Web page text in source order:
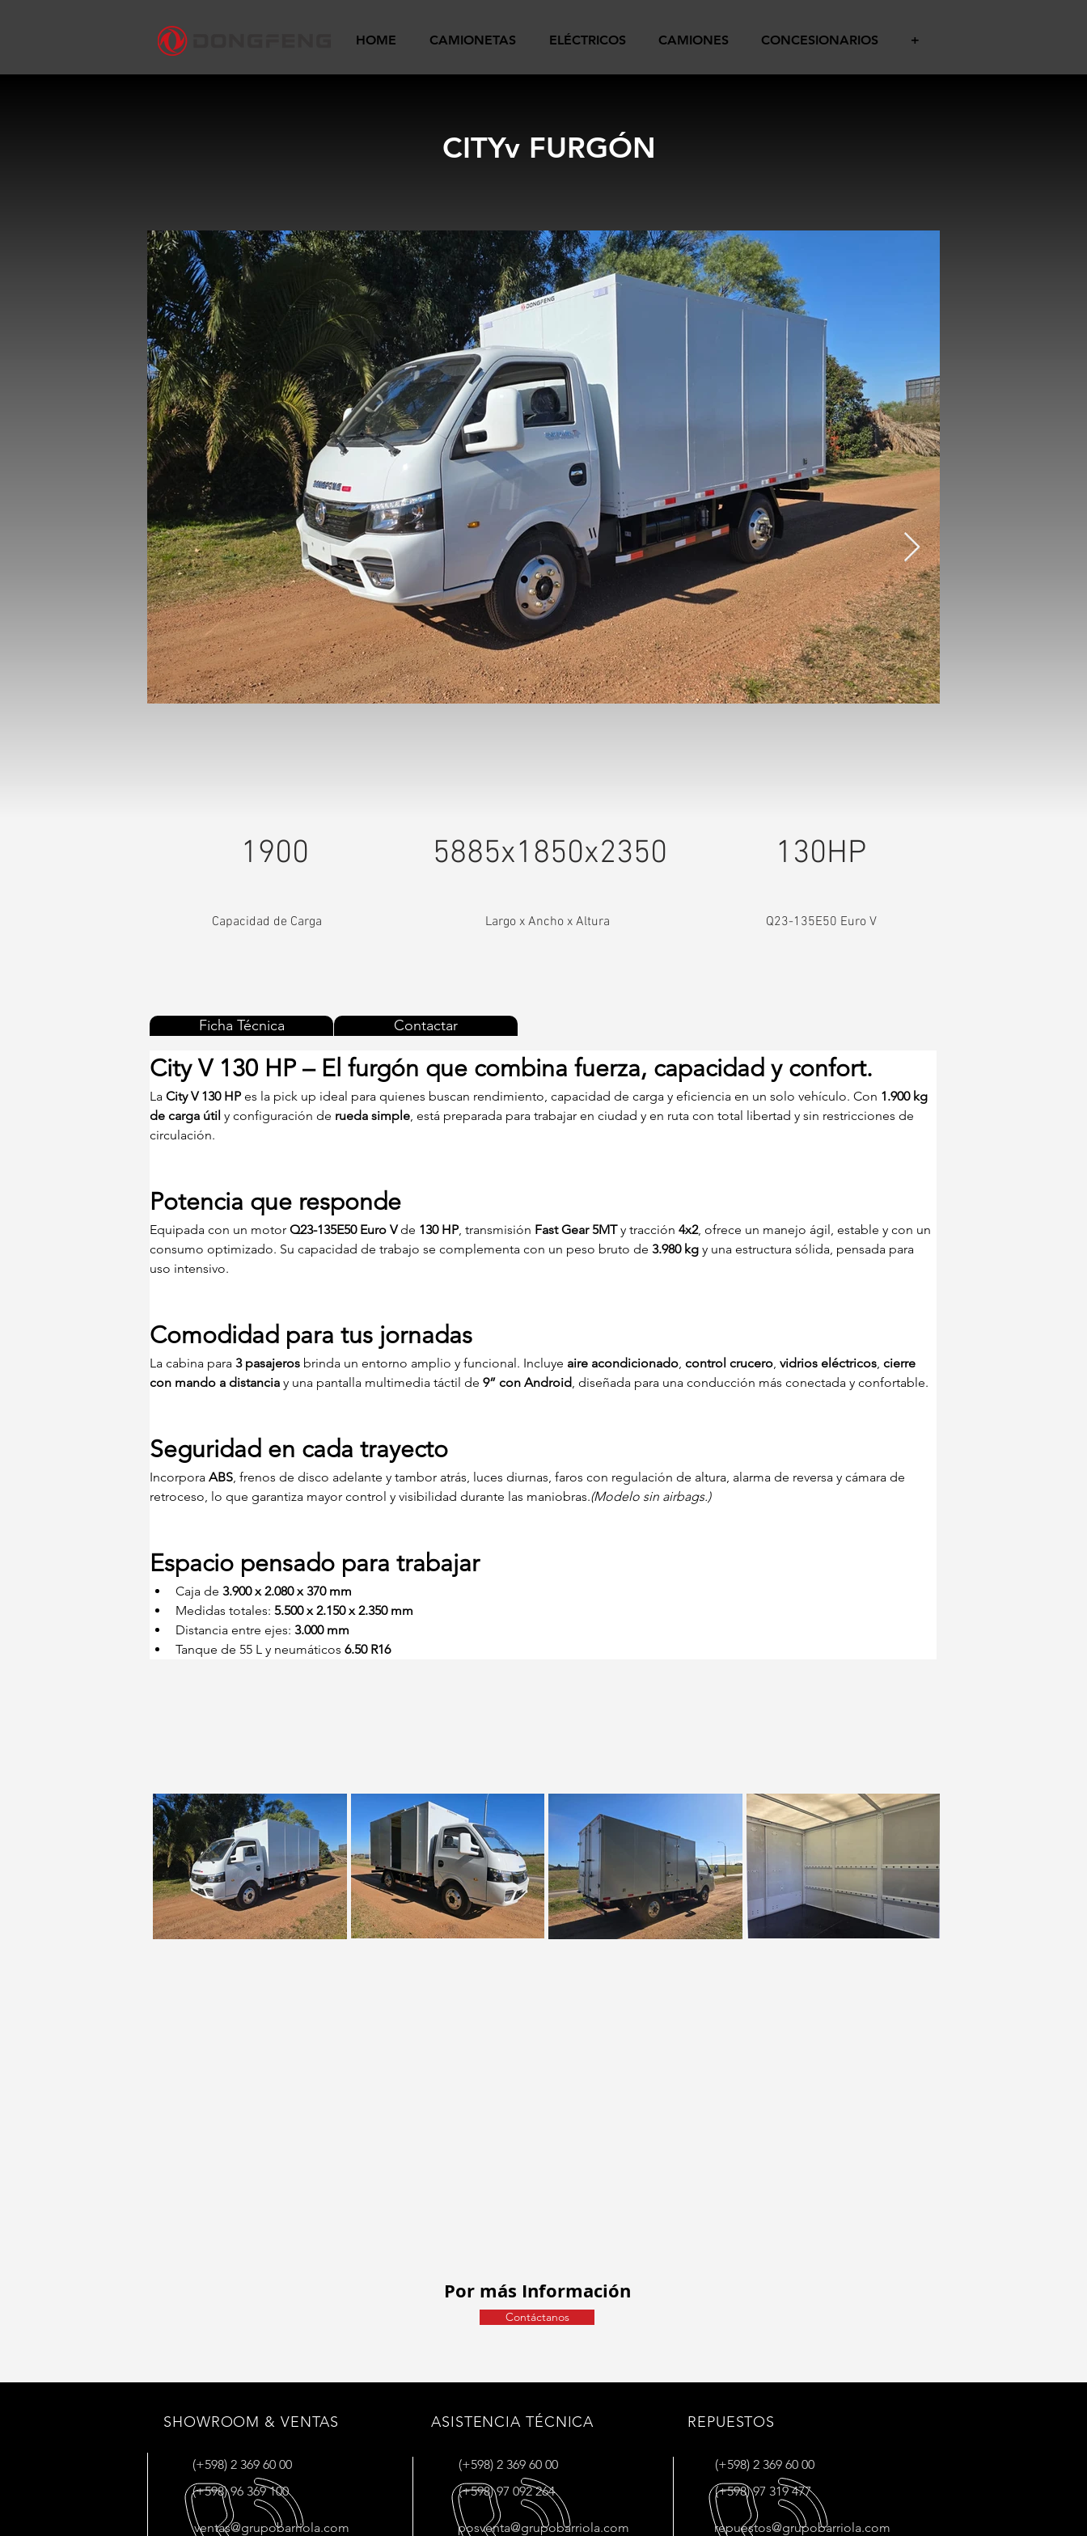
HOME CAMIONETAS ELÉCTRICOS CAMIONES CONCESIONARIOS +
CITYv FURGÓN
1900
Capacidad de Carga
5885x1850x2350
Largo x Ancho x Altura
130HP
Q23-135E50 Euro V
Ficha Técnica Contactar
City V 130 HP – El furgón que combina fuerza, capacidad y confort.
La City V 130 HP es la pick up ideal para quienes buscan rendimiento, capacidad de carga y eficiencia en un solo vehículo. Con 1.900 kg
de carga útil y configuración de rueda simple, está preparada para trabajar en ciudad y en ruta con total libertad y sin restricciones de
circulación.
Potencia que responde
Equipada con un motor Q23-135E50 Euro V de 130 HP, transmisión Fast Gear 5MT y tracción 4x2, ofrece un manejo ágil, estable y con un
consumo optimizado. Su capacidad de trabajo se complementa con un peso bruto de 3.980 kg y una estructura sólida, pensada para
uso intensivo.
Comodidad para tus jornadas
La cabina para 3 pasajeros brinda un entorno amplio y funcional. Incluye aire acondicionado, control crucero, vidrios eléctricos, cierre
con mando a distancia y una pantalla multimedia táctil de 9” con Android, diseñada para una conducción más conectada y confortable.
Seguridad en cada trayecto
Incorpora ABS, frenos de disco adelante y tambor atrás, luces diurnas, faros con regulación de altura, alarma de reversa y cámara de
retroceso, lo que garantiza mayor control y visibilidad durante las maniobras.(Modelo sin airbags.)
Espacio pensado para trabajar
Caja de 3.900 x 2.080 x 370 mm
Medidas totales: 5.500 x 2.150 x 2.350 mm
Distancia entre ejes: 3.000 mm
Tanque de 55 L y neumáticos 6.50 R16
Contáctanos
Por más Información
SHOWROOM & VENTAS ASISTENCIA TÉCNICA REPUESTOS
(+598) 2 369 60 00
(+598) 96 369 100
ventas@grupobarriola.com
(+598) 2 369 60 00
(+598) 97 092 264
posventa@grupobarriola.com
(+598) 2 369 60 00
(+598) 97 319 477
repuestos@grupobarriola.com